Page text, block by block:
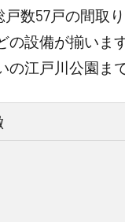
戸数57戸の間取
の設備が揃います
の江戸川公園ま